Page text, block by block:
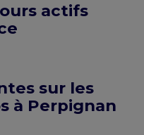
actifs
sur les
à Perpignan